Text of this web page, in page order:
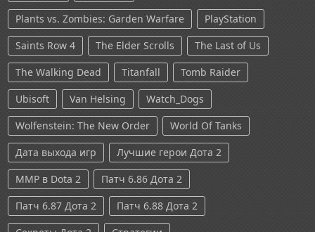
Plants vs. Zombies: Garden Warfare
PlayStation
Saints Row 4
The Elder Scrolls
The Last of Us
The Walking Dead
Titanfall
Tomb Raider
Ubisoft
Van Helsing
Watch_Dogs
Wolfenstein: The New Order
World Of Tanks
Дата выхода игр
Лучшие герои Дота 2
ММР в Dota 2
Патч 6.86 Дота 2
Патч 6.87 Дота 2
Патч 6.88 Дота 2